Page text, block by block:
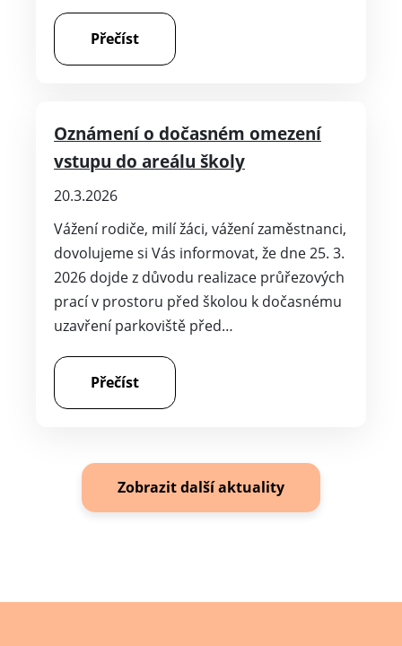
Přečíst
Oznámení o dočasném omezení
vstupu do areálu školy
20.3.2026
Vážení rodiče, milí žáci, vážení zaměstnanci,
dovolujeme si Vás informovat, že dne 25. 3.
2026 dojde z důvodu realizace průřezových
prací v prostoru před školou k dočasnému
uzavření parkoviště před…
Přečíst
Zobrazit další aktuality